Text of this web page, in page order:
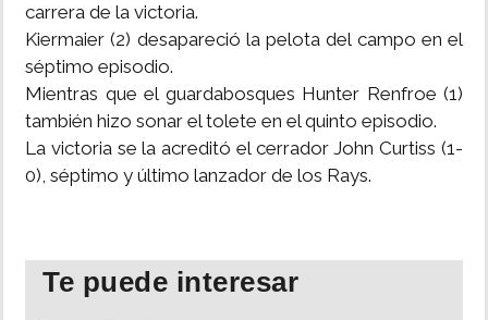
carrera de la victoria.
Kiermaier (2) desapareció la pelota del campo en el
séptimo episodio.
Mientras que el guardabosques Hunter Renfroe (1)
también hizo sonar el tolete en el quinto episodio.
La victoria se la acreditó el cerrador John Curtiss (1-
0), séptimo y último lanzador de los Rays.
Te puede interesar